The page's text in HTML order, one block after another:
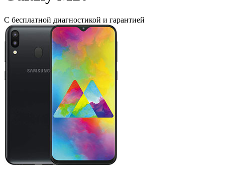
С бесплатной диагностикой и гарантией